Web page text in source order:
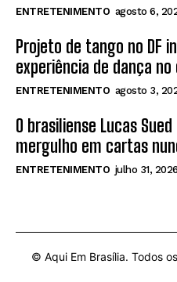
ENTRETENIMENTO agosto 6,
Projeto de tango no DF
experiência de dança no
ENTRETENIMENTO agosto 3,
O brasiliense Lucas
mergulho em cartas
ENTRETENIMENTO julho 31, 2026
© Aqui Em Brasília. Todos